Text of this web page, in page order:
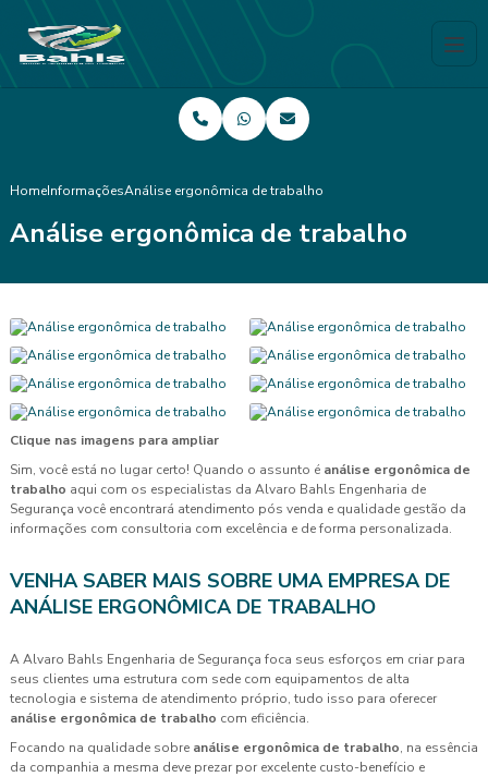
HomeInformaçõesAnálise ergonômica de trabalho
Análise ergonômica de trabalho
Clique nas imagens para ampliar
Sim, você está no lugar certo! Quando o assunto é análise ergonômica de
trabalho aqui com os especialistas da Alvaro Bahls Engenharia de
Segurança você encontrará atendimento pós venda e qualidade gestão da
informações com consultoria com excelência e de forma personalizada.
VENHA SABER MAIS SOBRE UMA EMPRESA DE
ANÁLISE ERGONÔMICA DE TRABALHO
A Alvaro Bahls Engenharia de Segurança foca seus esforços em criar para
seus clientes uma estrutura com sede com equipamentos de alta
tecnologia e sistema de atendimento próprio, tudo isso para oferecer
análise ergonômica de trabalho com eficiência.
Focando na qualidade sobre análise ergonômica de trabalho, na essência
da companhia a mesma deve prezar por excelente custo-benefício e